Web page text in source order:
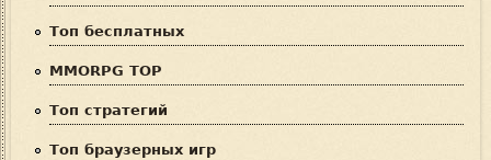
Топ бесплатных
MMORPG TOP
Топ стратегий
Топ браузерных игр